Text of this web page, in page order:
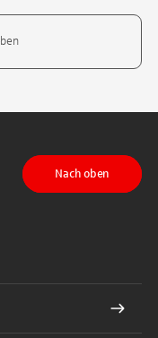
LinkedIn
Nach oben